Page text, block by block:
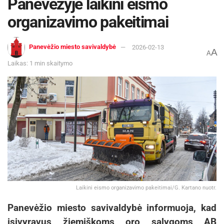
organizavimo pakeitimai
Panevėžio miesto savivaldybė 2026-02-13
Laikas: 1 min skaitymo
AA
Laikini eismo organizavimo pakeitimai/G. Kartano nuotr.
Panevėžio miesto savivaldybė informuoja, kad